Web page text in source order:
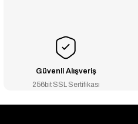
Güvenli Alışveriş
256bit SSL Sertifikası